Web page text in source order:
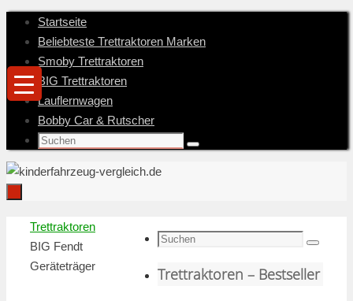
Zum
Inhalt
springen
Startseite
Beliebteste Trettraktoren Marken
Smoby Trettraktoren
BIG Trettraktoren
Lauflernwagen
Bobby Car & Rutscher
Suche
Suchen
Inhalt
springen
Startseite
Trettraktoren
BIG Fendt
Geräteträger
Suche
Suchen
Trettraktoren – Bestseller